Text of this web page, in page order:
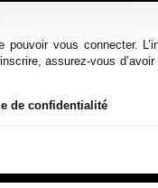
vous connecter.
assurez-vous
de confidentialité